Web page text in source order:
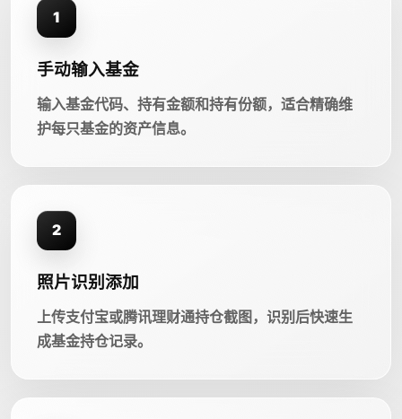
1
手动输入基金
输入基金代码、持有金额和持有份额，适合精确维
护每只基金的资产信息。
2
照片识别添加
上传支付宝或腾讯理财通持仓截图，识别后快速生
成基金持仓记录。